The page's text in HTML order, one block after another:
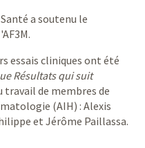
a soutenu le
essais cliniques ont été
Résultats qui suit
travail de membres de
(AIH) : Alexis
et Jérôme Paillassa.